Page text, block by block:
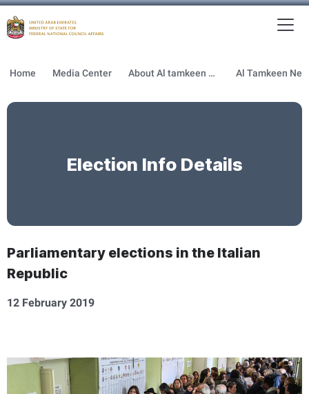
Home Media Center About Al tamkeen newsletter
Election Info Details
Parliamentary elections in the Italian
Republic
12 February 2019